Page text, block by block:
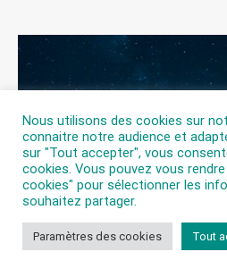
Nous utilisons des cookies sur
connaitre notre audience et
sur "Tout accepter", vous
cookies. Vous pouvez vous
cookies" pour sélectionner les
souhaitez partager.
Paramètres des cookies Tout